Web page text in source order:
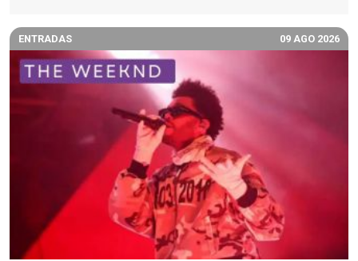
ENTRADAS 09 AGO 2026